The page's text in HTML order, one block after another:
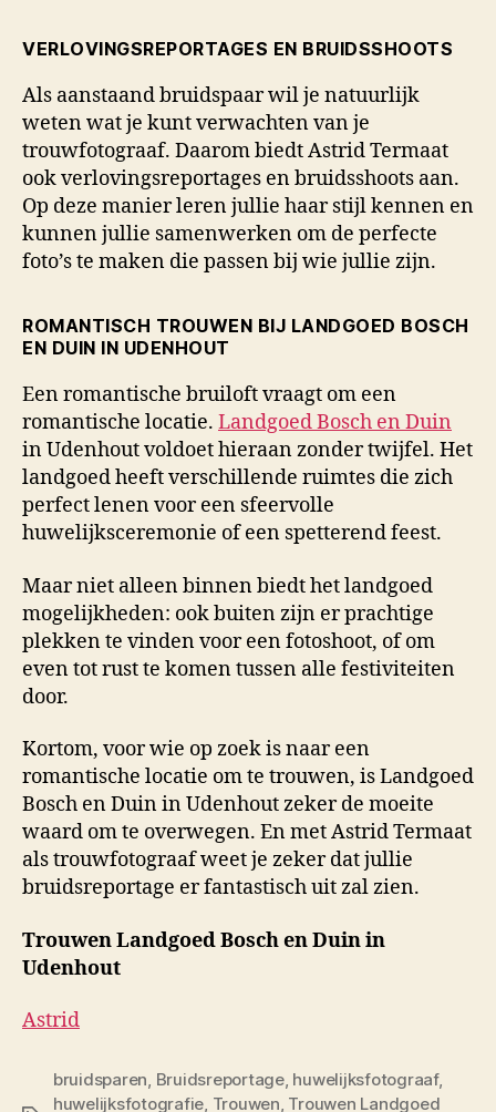
VERLOVINGSREPORTAGES EN BRUIDSSHOOTS
Als aanstaand bruidspaar wil je natuurlijk
weten wat je kunt verwachten van je
trouwfotograaf. Daarom biedt Astrid Termaat
ook verlovingsreportages en bruidsshoots aan.
Op deze manier leren jullie haar stijl kennen en
kunnen jullie samenwerken om de perfecte
foto’s te maken die passen bij wie jullie zijn.
ROMANTISCH TROUWEN BIJ LANDGOED BOSCH
EN DUIN IN UDENHOUT
Een romantische bruiloft vraagt om een
romantische locatie. Landgoed Bosch en Duin
in Udenhout voldoet hieraan zonder twijfel. Het
landgoed heeft verschillende ruimtes die zich
perfect lenen voor een sfeervolle
huwelijksceremonie of een spetterend feest.
Maar niet alleen binnen biedt het landgoed
mogelijkheden: ook buiten zijn er prachtige
plekken te vinden voor een fotoshoot, of om
even tot rust te komen tussen alle festiviteiten
door.
Kortom, voor wie op zoek is naar een
romantische locatie om te trouwen, is Landgoed
Bosch en Duin in Udenhout zeker de moeite
waard om te overwegen. En met Astrid Termaat
als trouwfotograaf weet je zeker dat jullie
bruidsreportage er fantastisch uit zal zien.
Trouwen Landgoed Bosch en Duin in
Udenhout
Astrid
bruidsparen, Bruidsreportage, huwelijksfotograaf,
huwelijksfotografie, Trouwen, Trouwen Landgoed